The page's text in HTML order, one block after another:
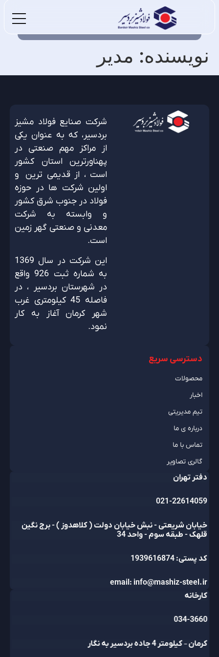
نویسنده: مدیر
شرکت صنایع فولاد مشیز
بردسیر، که به عنوان یکی
از مراکز مهم صنعتی در
پهناورترین استان کشور
است ، از قدیمی ترین و
اولین شرکت ها در حوزه
فولاد در جنوب شرق کشور
و وابسته به شرکت
معدنی و صنعتی گهر زمین
است.
این شرکت در سال 1369
به شماره ثبت 926 واقع
در شهرستان بردسیر ، در
فاصله 45 کیلومتری غرب
شهر کرمان آغاز به کار
نمود.
دسترسی سریع
محصولات
اخبار
تیم مدیریتی
درباره ی ما
تماس با ما
گالری تصاویر
دفتر تهران
021-22614059
خیابان شریعتی - نبش خیابان دولت ( کلاهدوز ) - برج نگین
قلهک - طبقه سوم - واحد 34
کد پستی: 1939616874
email: info@mashiz-steel.ir
کارخانه
034-3660
کرمان – کیلومتر 4 جاده بردسیر به نگار